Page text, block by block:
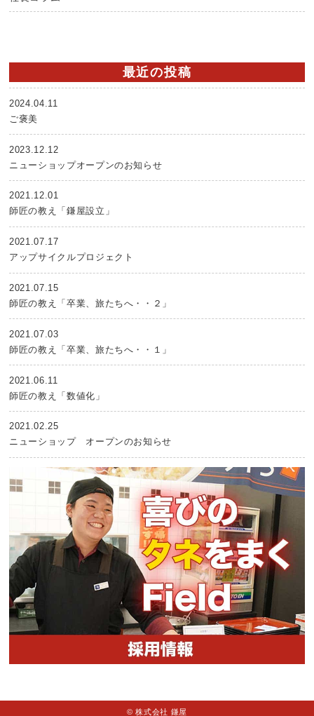
最近の投稿
2024.04.11
ご褒美
2023.12.12
ニューショップオープンのお知らせ
2021.12.01
師匠の教え「鎌屋設立」
2021.07.17
アップサイクルプロジェクト
2021.07.15
師匠の教え「卒業、旅たちへ・・２」
2021.07.03
師匠の教え「卒業、旅たちへ・・１」
2021.06.11
師匠の教え「数値化」
2021.02.25
ニューショップ オープンのお知らせ
© 株式会社 鎌屋